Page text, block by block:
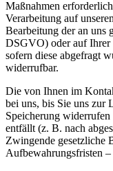
Maßnahmen
Verarbeitung auf
Bearbeitung der an uns
DSGVO) oder auf
sofern diese abgefragt
widerrufbar.
Die von Ihnen im
bei uns, bis Sie uns
Speicherung
entfällt (z. B. nach
Zwingende gesetzliche
Aufbewahrungsfristen